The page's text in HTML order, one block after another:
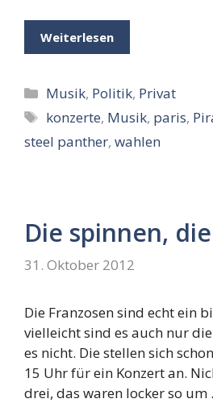
Weiterlesen
Kategorien
Musik, Politik, Privat
Schlagwörter
konzerte, Musik, paris,
steel panther, wahlen
Die spinnen,
31. Oktober 2012
Die Franzosen sind echt ein
vielleicht sind es auch nur
es nicht. Die stellen sich
15 Uhr für ein Konzert an.
drei, das waren locker so um